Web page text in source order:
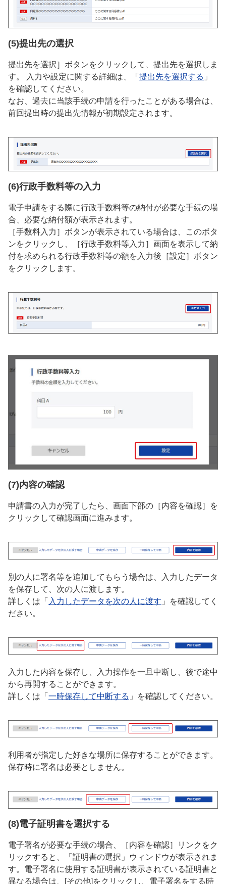
(5)提出先の選択
提出先を選択］ボタンをクリックして、提出先を選択しま
す。 入力や設定に関する詳細は、「 提出先を選択する 」
を確認してください。
なお、過去に当該手続の申請を行ったことがある場合は、
前回提出時の提出先情報が初期設定されます。
(6)行政手数料等の入力
電子申請をする際に行政手数料等の納付が必要な手続の場
合、必要な納付額が表示されます。
［手数料入力］ボタンが表示されている場合は、このボタ
ンをクリックし、［行政手数料等入力］画面を表示して納
付を求められる行政手数料等の額を入力後［設定］ボタン
をクリックします。
(7)内容の確認
申請書の入力が完了したら、画面下部の［内容を確認］を
クリックして確認画面に進みます。
別の人に署名等を追加してもらう場合は、入力したデータ
を保存して、次の人に渡します。
詳しくは「 入力したデータを次の人に渡す 」を確認してく
ださい。
入力した内容を保存し、入力操作を一旦中断し、後で途中
から再開することができます。
詳しくは「 一時保存して中断する 」を確認してください。
利用者が指定した好きな場所に保存することができます。
保存時に署名は必要としません。
(8)電子証明書を選択する
電子署名が必要な手続の場合、［内容を確認］リンクをク
リックすると、「証明書の選択」ウィンドウが表示されま
す。電子署名に使用する証明書が表示されている証明書と
異なる場合は、[その他]をクリックし、電子署名をする時